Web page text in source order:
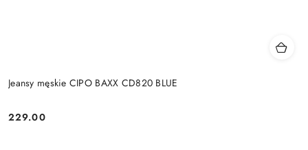
Jeansy męskie CIPO BAXX CD820 BLUE
Cena:
229.00